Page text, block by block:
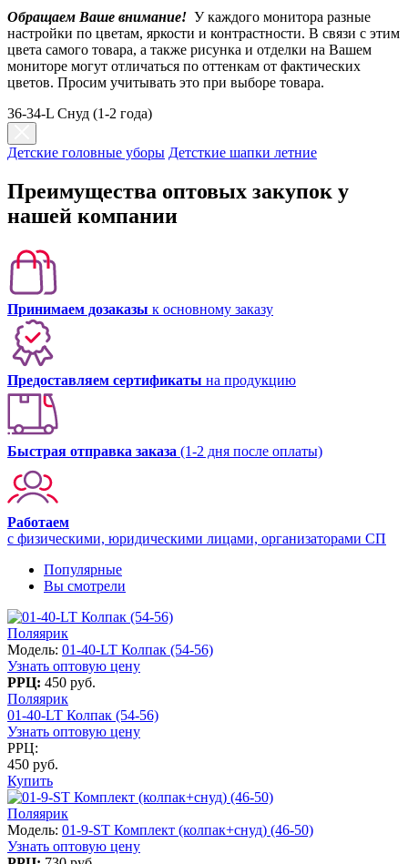
Обращаем Ваше внимание! У каждого монитора разные
настройки по цветам, яркости и контрастности. В связи с этим
цвета самого товара, а также рисунка и отделки на Вашем
мониторе могут отличаться по оттенкам от фактических
цветов. Просим учитывать это при выборе товара.
36-34-L Снуд (1-2 года)
Детские головные уборы Детсткие шапки летние
Преимущества оптовых закупок у
нашей компании
Принимаем дозаказы к основному заказу
Предоставляем сертификаты на продукцию
Быстрая отправка заказа (1-2 дня после оплаты)
Работаем
с физическими, юридическими лицами, организаторами СП
Популярные
Вы смотрели
Поляярик
Модель: 01-40-LT Колпак (54-56)
Узнать оптовую цену
РРЦ: 450 руб.
Поляярик
01-40-LT Колпак (54-56)
Узнать оптовую цену
РРЦ:
450 руб.
Купить
Поляярик
Модель: 01-9-ST Комплект (колпак+снуд) (46-50)
Узнать оптовую цену